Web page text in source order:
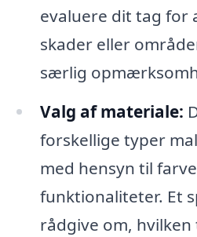
evaluere dit tag for
skader eller
særlig
Valg af materiale:
forskellige typer
med hensyn til
funktionaliteter. Et
rådgive om,